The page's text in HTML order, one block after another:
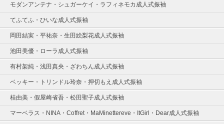
モダンアンテナ・シュガーケイ・ラフィネモカ成人式振袖
てふてふ・ひいな成人式振袖
岡田結実・平祐奈・生田絵梨花成人式振袖
池田美優・ローラ成人式振袖
有村架純・浅田真央・ざわちん成人式振袖
ベッキー・トリンドル玲奈・押切もえ成人式振袖
桂由美・假屋崎省吾・松田聖子成人式振袖
マーベラス・NINA・Coffret・MaMinettereve・ItGirl・Dear成人式振袖